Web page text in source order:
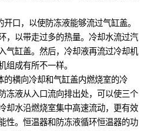
口，以使防冻液能够流过气缸盖。
，以带走过多的热量。冷却水流过汽
气缸盖。然后，冷却液再流过冷却机
组成有所不一样。
横向冷却和气缸盖内燃烧室的冷
冻液从入口流向排出处，可以使三个
却水沿燃烧室集中高速流动，更有效
性。恒温器和防冻液循环恒温器的功